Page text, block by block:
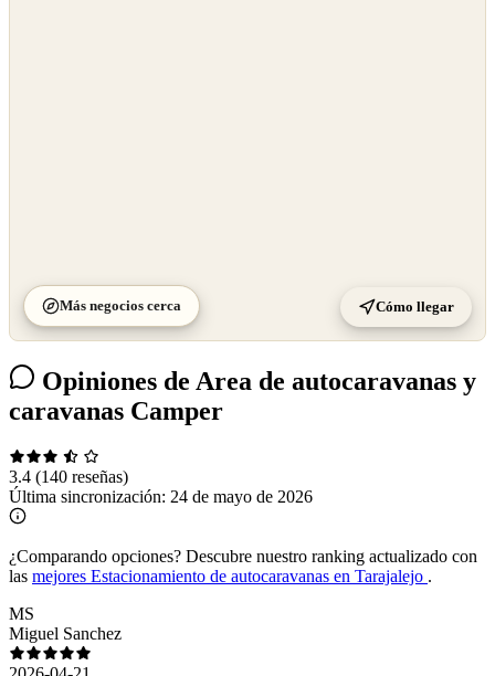
Más negocios cerca Cómo llegar
Opiniones de Area de autocaravanas y
caravanas Camper
3.4 (140 reseñas)
Última sincronización: 24 de mayo de 2026
¿Comparando opciones? Descubre nuestro ranking actualizado con
las mejores Estacionamiento de autocaravanas en Tarajalejo .
MS
Miguel Sanchez